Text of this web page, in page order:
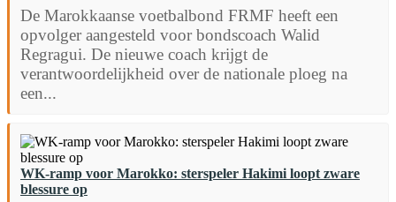
De Marokkaanse voetbalbond FRMF heeft een
opvolger aangesteld voor bondscoach Walid
Regragui. De nieuwe coach krijgt de
verantwoordelijkheid over de nationale ploeg na
een...
WK-ramp voor Marokko: sterspeler Hakimi loopt zware
blessure op